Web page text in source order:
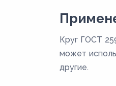
Круг ГОСТ
может
другие.